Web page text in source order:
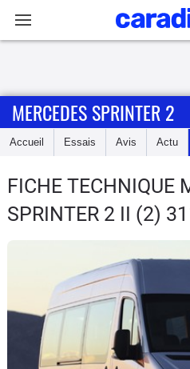
Accueil
Essais
Electriques
Utilitaires
MERCEDES SPRINTER 2
Accueil Essais Avis Actu
FICHE TECHNIQUE
SPRINTER 2 II (2)